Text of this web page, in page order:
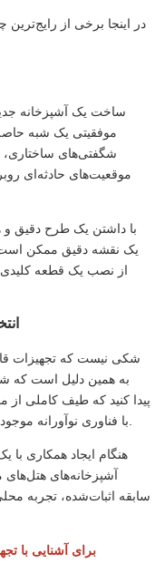
در اینجا برخی از رایج‌ترین
ساخت یک آشپزخانه
موفقیتی یک شبه
شگفتی‌های
موقعیت‌های حادثه‌ای
با داشتن یک طرح دقیق و
یک نقشه دقیق ممکن است
از نصب یک قطعه کلیدی
۲.
شکی نیست که تجهیزات
به همین دلیل است که
با فناوری نوآورانه موجود و پشتیبانی پس از فروش قوی ارائه می‌دهد.
هنگام ایجاد همکاری با
آشپزخانه‌های
سابقه اثبات‌شده، تجربه
برای آشنایی با